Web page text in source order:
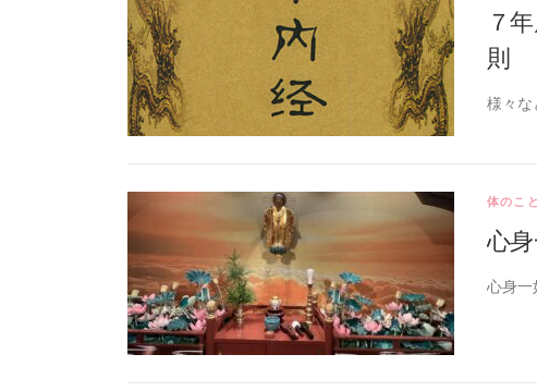
７
則
様々な
体のこ
心
心身